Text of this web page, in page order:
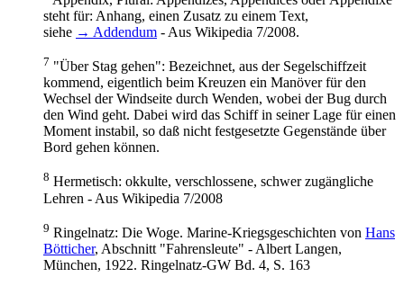
steht für: Anhang, einen Zusatz zu einem Text,
siehe → Addendum - Aus Wikipedia 7/2008.
7 "Über Stag gehen": Bezeichnet, aus der Segelschiffzeit
kommend, eigentlich beim Kreuzen ein Manöver für den
Wechsel der Windseite durch Wenden, wobei der Bug durch
den Wind geht. Dabei wird das Schiff in seiner Lage für einen
Moment instabil, so daß nicht festgesetzte Gegenstände über
Bord gehen können.
8 Hermetisch: okkulte, verschlossene, schwer zugängliche
Lehren - Aus Wikipedia 7/2008
9 Ringelnatz: Die Woge. Marine-Kriegsgeschichten von Hans
Bötticher, Abschnitt "Fahrensleute" - Albert Langen,
München, 1922. Ringelnatz-GW Bd. 4, S. 163